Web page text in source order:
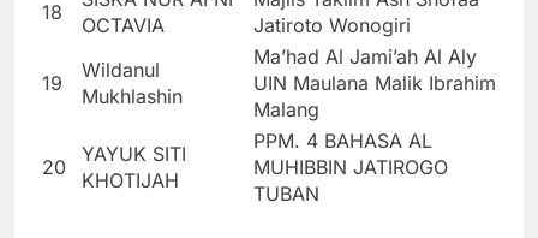
18
OCTAVIA
Jatiroto Wonogiri
19
Wildanul
Mukhlashin
Ma’had Al Jami’ah Al Aly
UIN Maulana Malik Ibrahim
Malang
20
YAYUK SITI
KHOTIJAH
PPM. 4 BAHASA AL
MUHIBBIN JATIROGO
TUBAN